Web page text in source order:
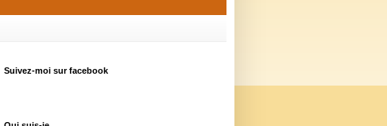
Suivez-moi sur facebook